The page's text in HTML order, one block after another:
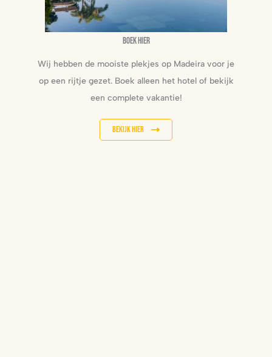
Boek hier
Wij hebben de mooiste plekjes op Madeira voor je
op een rijtje gezet. Boek alleen het hotel of bekijk
een complete vakantie!
Bekijk hier